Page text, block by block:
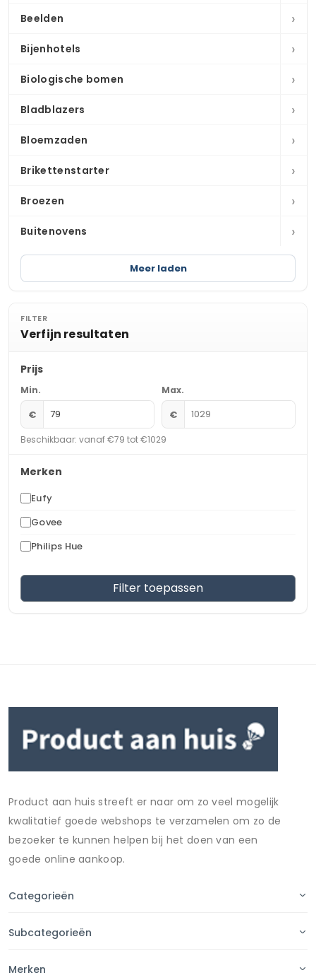
Beelden ›
Bijenhotels ›
Biologische bomen ›
Bladblazers ›
Bloemzaden ›
Brikettenstarter ›
Broezen ›
Buitenovens ›
Meer laden
FILTER
Verfijn resultaten
Prijs
Min.
€
Max.
€
Beschikbaar: vanaf €79 tot €1029
Merken
Eufy
Govee
Philips Hue
Filter toepassen
Product aan huis streeft er naar om zo veel mogelijk
kwalitatief goede webshops te verzamelen om zo de
bezoeker te kunnen helpen bij het doen van een
goede online aankoop.
Categorieën
Subcategorieën
Merken